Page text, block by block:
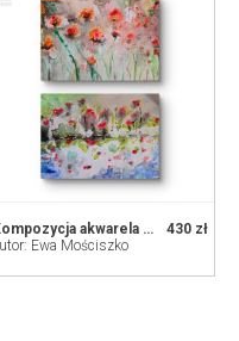
430 zł
Kompozycja akwarela Maki polne
Ewa Mościszko